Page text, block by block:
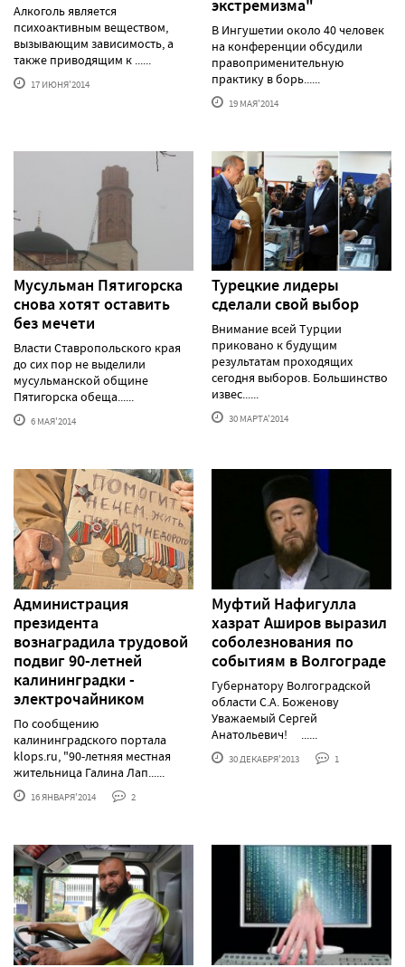
Алкоголь является
психоактивным веществом,
вызывающим зависимость, а
также приводящим к ......
17 ИЮНЯ'2014
экстремизма"
В Ингушетии около 40 человек
на конференции обсудили
правоприменительную
практику в борь......
19 МАЯ'2014
Мусульман Пятигорска
снова хотят оставить
без мечети
Власти Ставропольского края
до сих пор не выделили
мусульманской общине
Пятигорска обеща......
6 МАЯ'2014
Турецкие лидеры
сделали свой выбор
Внимание всей Турции
приковано к будущим
результатам проходящих
сегодня выборов. Большинство
извес......
30 МАРТА'2014
Администрация
президента
вознаградила трудовой
подвиг 90-летней
калининградки -
электрочайником
По сообщению
калининградского портала
klops.ru, "90-летняя местная
жительница Галина Лап......
16 ЯНВАРЯ'2014 2
Муфтий Нафигулла
хазрат Аширов выразил
соболезнования по
событиям в Волгограде
Губернатору Волгоградской
области С.А. Боженову
Уважаемый Сергей
Анатольевич! ......
30 ДЕКАБРЯ'2013 1